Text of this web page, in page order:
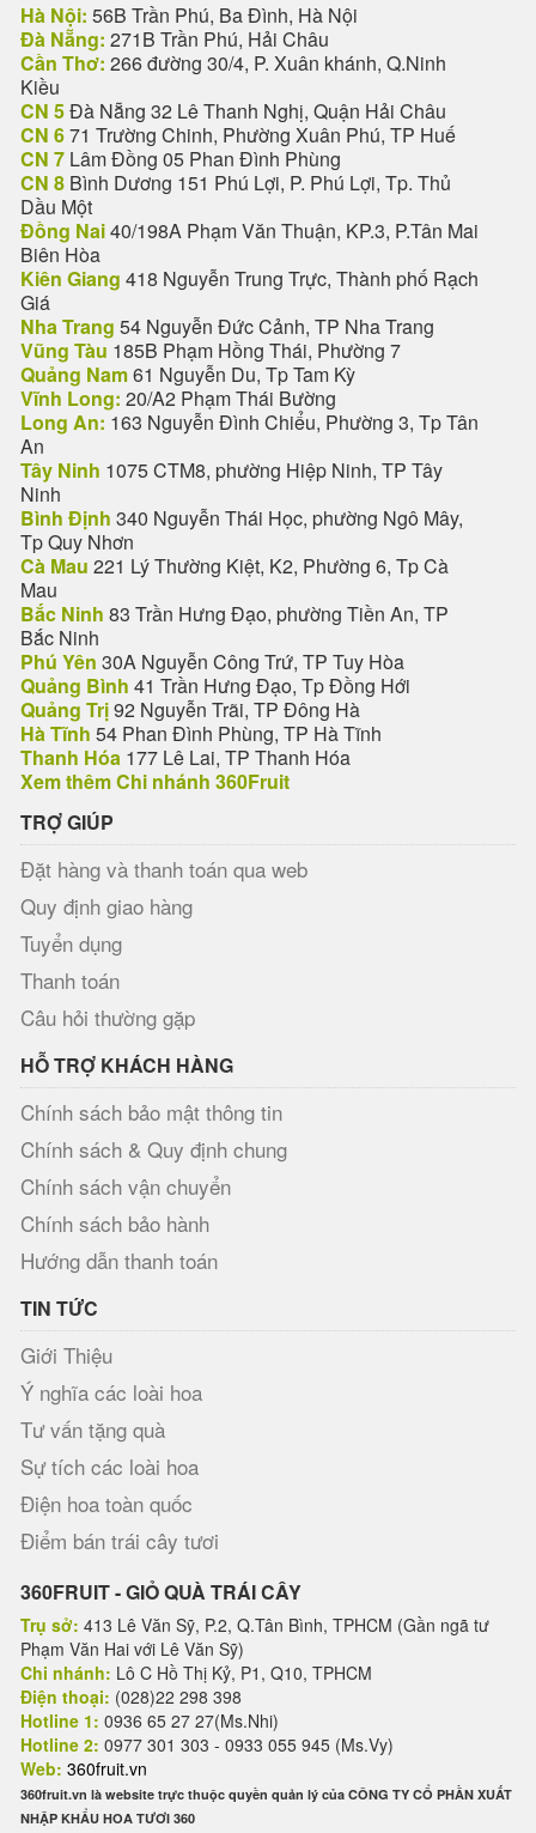
Hà Nội: 56B Trần Phú, Ba Đình, Hà Nội
Đà Nẵng: 271B Trần Phú, Hải Châu
Cần Thơ: 266 đường 30/4, P. Xuân khánh, Q.Ninh
Kiều
CN 5Đà Nẵng 32 Lê Thanh Nghị, Quận Hải Châu
CN 671 Trường Chinh, Phường Xuân Phú, TP Huế
CN 7 Lâm Đồng 05 Phan Đình Phùng
CN 8 Bình Dương 151 Phú Lợi, P. Phú Lợi, Tp. Thủ
Dầu Một
Đồng Nai40/198A Phạm Văn Thuận, KP.3, P.Tân Mai
Biên Hòa
Kiên Giang 418 Nguyễn Trung Trực, Thành phố Rạch
Giá
Nha Trang 54 Nguyễn Đức Cảnh, TP Nha Trang
Vũng Tàu 185B Phạm Hồng Thái, Phường 7
Quảng Nam61 Nguyễn Du, Tp Tam Kỳ
Vĩnh Long: 20/A2 Phạm Thái Bường
Long An: 163 Nguyễn Đình Chiểu, Phường 3, Tp Tân
An
Tây Ninh 1075 CTM8, phường Hiệp Ninh, TP Tây
Ninh
Bình Định 340 Nguyễn Thái Học, phường Ngô Mây,
Tp Quy Nhơn
Cà Mau 221 Lý Thường Kiệt, K2, Phường 6, Tp Cà
Mau
Bắc Ninh 83 Trần Hưng Đạo, phường Tiền An, TP
Bắc Ninh
Phú Yên 30A Nguyễn Công Trứ, TP Tuy Hòa
Quảng Bình 41 Trần Hưng Đạo, Tp Đồng Hới
Quảng Trị92 Nguyễn Trãi, TP Đông Hà
Hà Tĩnh 54 Phan Đình Phùng, TP Hà Tĩnh
Thanh Hóa 177 Lê Lai, TP Thanh Hóa
Xem thêm Chi nhánh 360Fruit
TRỢ GIÚP
Đặt hàng và thanh toán qua web
Quy định giao hàng
Tuyển dụng
Thanh toán
Câu hỏi thường gặp
HỖ TRỢ KHÁCH HÀNG
Chính sách bảo mật thông tin
Chính sách & Quy định chung
Chính sách vận chuyển
Chính sách bảo hành
Hướng dẫn thanh toán
TIN TỨC
Giới Thiệu
Ý nghĩa các loài hoa
Tư vấn tặng quà
Sự tích các loài hoa
Điện hoa toàn quốc
Điểm bán trái cây tươi
360FRUIT - GIỎ QUÀ TRÁI CÂY
Trụ sở: 413 Lê Văn Sỹ, P.2, Q.Tân Bình, TPHCM (Gần ngã tư
Phạm Văn Hai với Lê Văn Sỹ)
Chi nhánh: Lô C Hồ Thị Kỷ, P1, Q10, TPHCM
Điện thoại: (028)22 298 398
Hotline 1: 0936 65 27 27(Ms.Nhi)
Hotline 2: 0977 301 303 - 0933 055 945 (Ms.Vy)
Web: 360fruit.vn
360fruit.vn là website trực thuộc quyền quản lý của CÔNG TY CỔ PHẦN XUẤT
NHẬP KHẨU HOA TƯƠI 360